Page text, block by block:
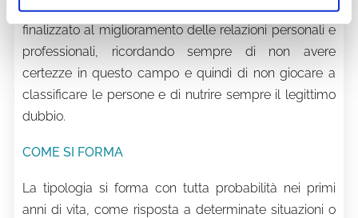
trasmettere è un insegnamento etico e pratico,
finalizzato al miglioramento delle relazioni personali e
professionali, ricordando sempre di non avere
certezze in questo campo e quindi di non giocare a
classificare le persone e di nutrire sempre il legittimo
dubbio.
COME SI FORMA
La tipologia si forma con tutta probabilità nei primi
anni di vita, come risposta a determinate situazioni o